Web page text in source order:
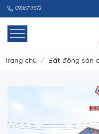
0906717572
Trang chủ Bất động sản